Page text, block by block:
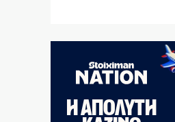
Αγροτικές εκμεταλλεύσεις
Σε τρόφιμα και tech μπαίνουν
6|08|2026 | 23:40